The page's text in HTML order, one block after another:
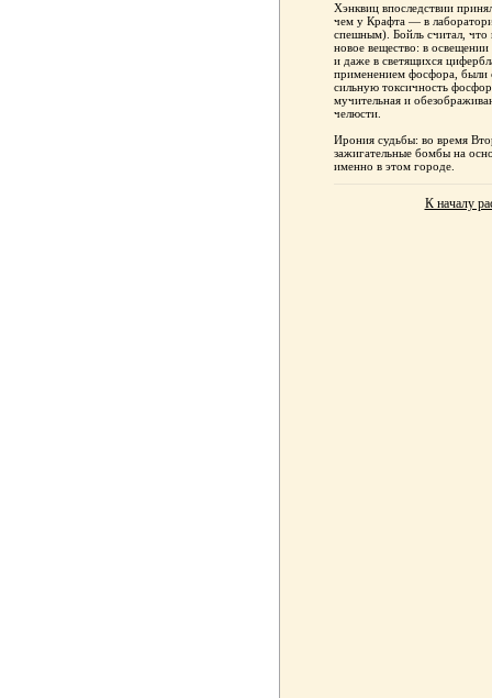
Хэнквиц впоследствии
чем у Крафта — в
спешным). Бойль считал, что
новое вещество: в
и даже в светящихся
применением фосфора, были
сильную токсичность
мучительная и
челюсти.
Ирония судьбы: во время
зажигательные бомбы на
именно в этом городе.
К началу